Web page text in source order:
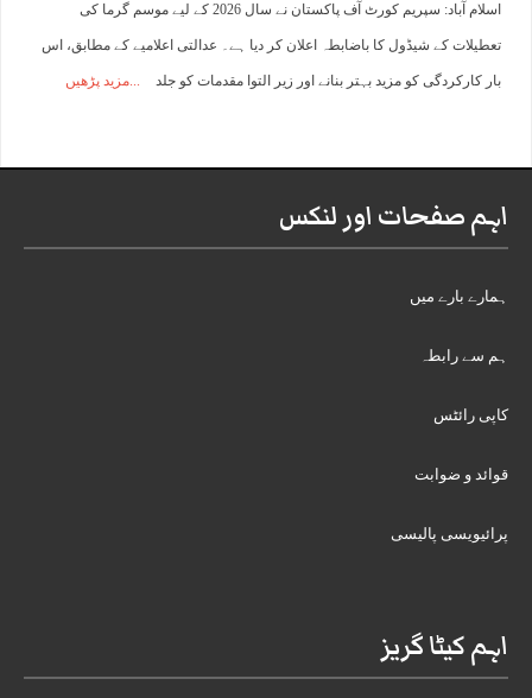
اسلام آباد: سپریم کورٹ آف پاکستان نے سال 2026 کے لیے موسم گرما کی
تعطیلات کے شیڈول کا باضابطہ اعلان کر دیا ہے۔ عدالتی اعلامیے کے مطابق، اس
بار کارکردگی کو مزید بہتر بنانے اور زیر التوا مقدمات کو جلد مزید پڑھیں
اہم صفحات اور لنکس
ہمارے بارے میں
ہم سے رابطہ
کاپی رائٹس
قوائد و ضوابت
پرائیویسی پالیسی
اہم کیٹا گریز